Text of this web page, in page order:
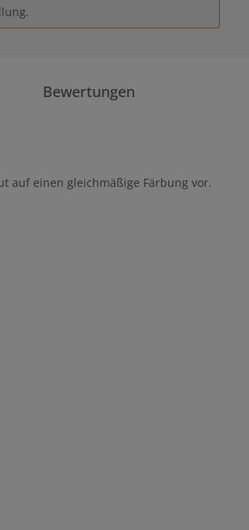
Bewertungen
auf einen gleichmäßige Färbung vor.